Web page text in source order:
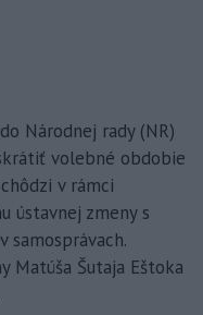
Národnej rady (NR)
volebné obdobie
v rámci
ústavnej zmeny s
Matúša Šutaja Eštoka